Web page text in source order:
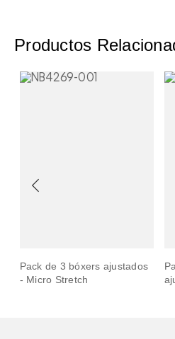
Productos
Pack de 3 bóxers ajustados
- Micro Stretch